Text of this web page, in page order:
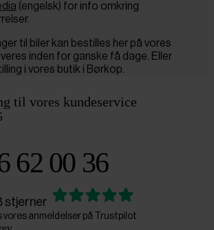
(engelsk) for info omkring
til biler kan bestilles her på vores
inden for ganske få dage. Eller
i vores butik i Børkop.
til vores kundeservice
62 00 36
stjerner
vores anmeldelser på Trustpilot